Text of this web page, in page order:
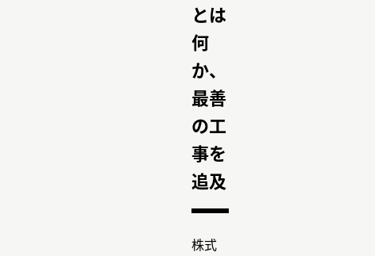
とは
何
か、
最善
の工
事を
追及
株式